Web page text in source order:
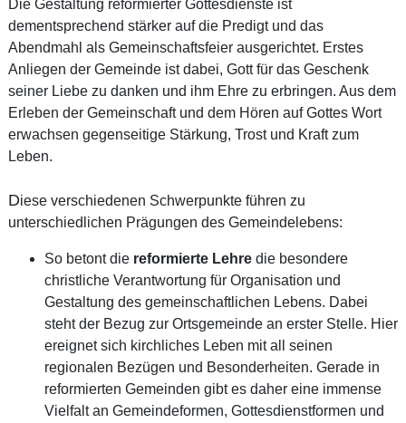
Die Gestaltung reformierter Gottesdienste ist
dementsprechend stärker auf die Predigt und das
Abendmahl als Gemeinschaftsfeier ausgerichtet. Erstes
Anliegen der Gemeinde ist dabei, Gott für das Geschenk
seiner Liebe zu danken und ihm Ehre zu erbringen. Aus dem
Erleben der Gemeinschaft und dem Hören auf Gottes Wort
erwachsen gegenseitige Stärkung, Trost und Kraft zum
Leben.
Diese verschiedenen Schwerpunkte führen zu
unterschiedlichen Prägungen des Gemeindelebens:
So betont die reformierte Lehredie besondere
christliche Verantwortung für Organisation und
Gestaltung des gemeinschaftlichen Lebens. Dabei
steht der Bezug zur Ortsgemeinde an erster Stelle. Hier
ereignet sich kirchliches Leben mit all seinen
regionalen Bezügen und Besonderheiten. Gerade in
reformierten Gemeinden gibt es daher eine immense
Vielfalt an Gemeindeformen, Gottesdienstformen und